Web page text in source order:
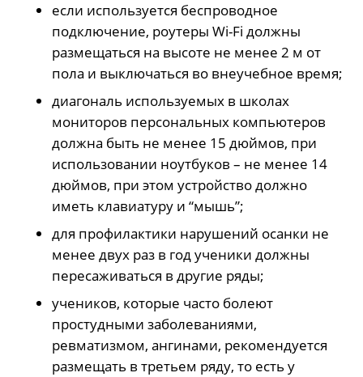
если используется беспроводное
подключение, роутеры Wi-Fi должны
размещаться на высоте не менее 2 м от
пола и выключаться во внеучебное время;
диагональ используемых в школах
мониторов персональных компьютеров
должна быть не менее 15 дюймов, при
использовании ноутбуков – не менее 14
дюймов, при этом устройство должно
иметь клавиатуру и “мышь”;
для профилактики нарушений осанки не
менее двух раз в год ученики должны
пересаживаться в другие ряды;
учеников, которые часто болеют
простудными заболеваниями,
ревматизмом, ангинами, рекомендуется
размещать в третьем ряду, то есть у